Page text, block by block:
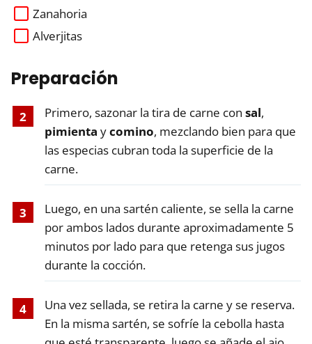
Zanahoria
Alverjitas
Preparación
Primero, sazonar la tira de carne con sal,
pimienta ycomino, mezclando bien para que
las especias cubran toda la superficie de la
carne.
Luego, en una sartén caliente, se sella la carne
por ambos lados durante aproximadamente 5
minutos por lado para que retenga sus jugos
durante la cocción.
Una vez sellada, se retira la carne y se reserva.
En la misma sartén, se sofríe la cebolla hasta